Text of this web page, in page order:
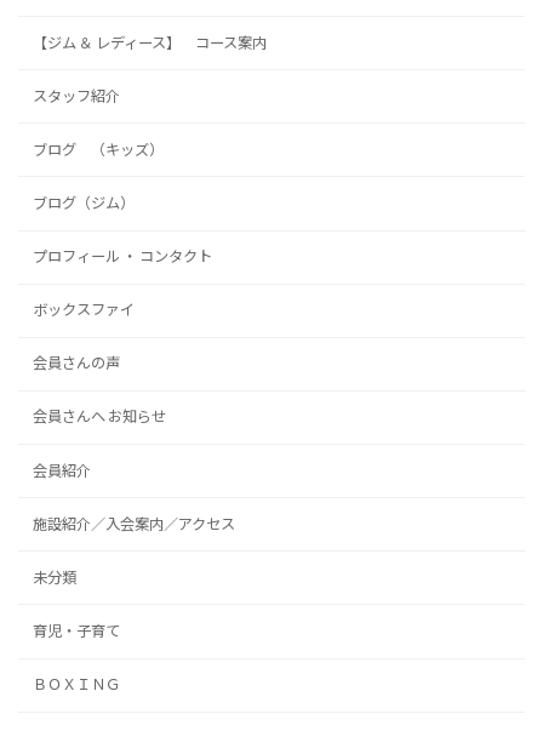
【ジム ＆ レディース】 コース案内
スタッフ紹介
ブログ （キッズ）
ブログ（ジム）
プロフィール ・ コンタクト
ボックスファイ
会員さんの声
会員さんへ お知らせ
会員紹介
施設紹介／入会案内／アクセス
未分類
育児・子育て
ＢＯＸＩＮＧ